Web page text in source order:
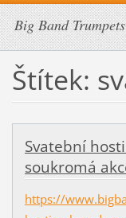
Big Band Trumpets
Štítek:
Svatební
soukromá
https://